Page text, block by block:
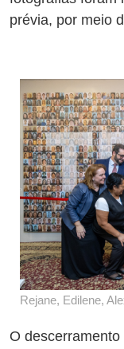
prévia, por meio
Rejane, Edilene,
O